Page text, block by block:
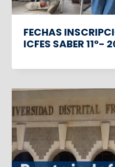
FECHAS
ICFES SABER 11°-